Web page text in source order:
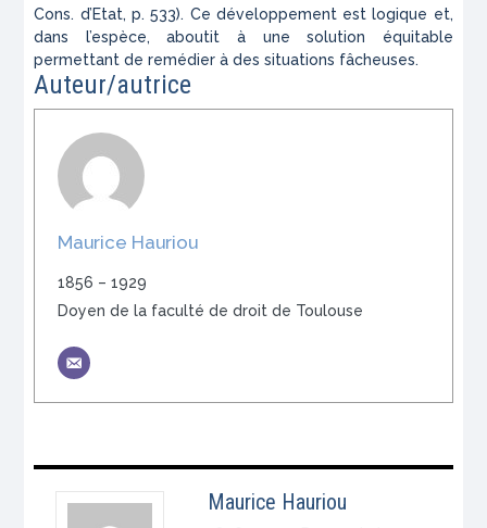
Cons. d’Etat, p. 533). Ce développement est logique et,
dans l’espèce, aboutit à une solution équitable
permettant de remédier à des situations fâcheuses.
Auteur/autrice
Maurice Hauriou
1856 – 1929
Doyen de la faculté de droit de Toulouse
Maurice Hauriou